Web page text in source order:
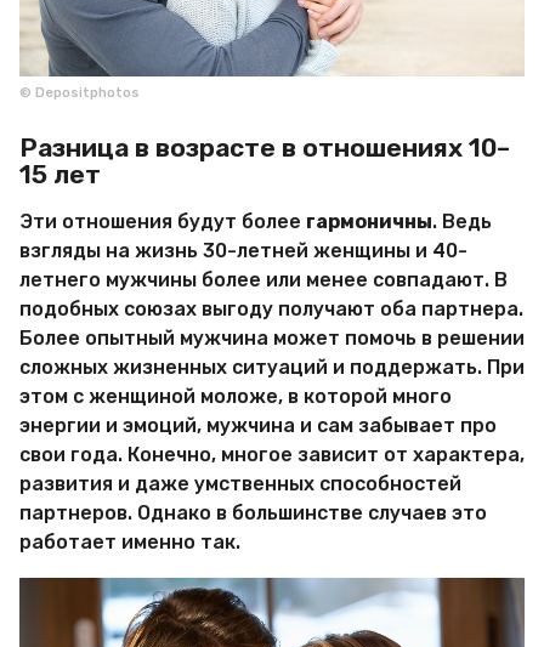
© Depositphotos
Разница в возрасте в отношениях 10–
15 лет
Эти отношения будут более гармоничны. Ведь
взгляды на жизнь 30-летней женщины и 40-
летнего мужчины более или менее совпадают. В
подобных союзах выгоду получают оба партнера.
Более опытный мужчина может помочь в решении
сложных жизненных ситуаций и поддержать. При
этом с женщиной моложе, в которой много
энергии и эмоций, мужчина и сам забывает про
свои года. Конечно, многое зависит от характера,
развития и даже умственных способностей
партнеров. Однако в большинстве случаев это
работает именно так.